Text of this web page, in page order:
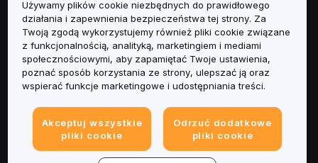
Usługi
Obsługa Klienta
Informacje prawne
Używamy plików cookie niezbędnych do prawidłowego
działania i zapewnienia bezpieczeństwa tej strony. Za
Twoją zgodą wykorzystujemy również pliki cookie związane
z funkcjonalnością, analityką, marketingiem i mediami
społecznościowymi, aby zapamiętać Twoje ustawienia,
poznać sposób korzystania ze strony, ulepszać ją oraz
wspierać funkcje marketingowe i udostępniania treści.
Akceptuj wszystkie
pliki cookie
Odrzuć dodatkowe
pliki cookie